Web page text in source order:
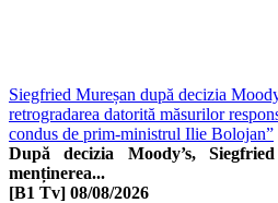
Siegfried Mureșan după decizia
retrogradarea datorită măsurilor
condus de prim-ministrul Ilie Bolojan”
După decizia Moody’s,
menținerea...
[B1 Tv] 08/08/2026